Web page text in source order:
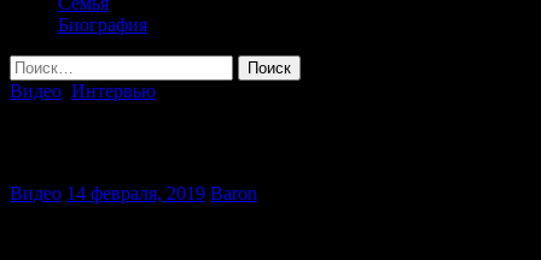
Биография
Найти:
Видео Интервью
Видео 14 февраля, 2019 Baron